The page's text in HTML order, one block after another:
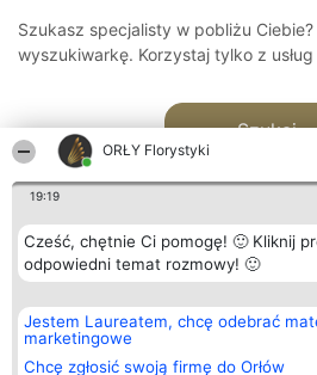
ORŁY Florystyki
19:19
Cześć, chętnie Ci pomogę! 🙂 Kliknij
odpowiedni temat rozmowy! 🙂
Jestem Laureatem, chcę odebrać
marketingowe
Chcę zgłosić swoją firmę do Orłów
Szukasz specjalisty w pobliżu
wyszukiwarkę. Korzystaj tylko z
Szukaj
Organizator plebiscytu
Bright Side Solutions sp. z o.
o. sp. k.
ul. Ruska 22
Plebiscyt
Laureaci
wszystkich